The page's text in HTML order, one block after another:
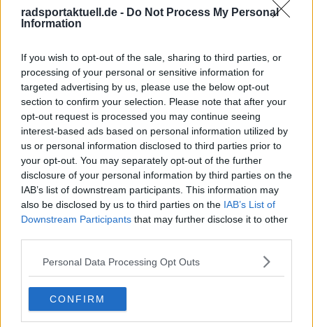
radsportaktuell.de - Do Not Process My Personal
Information
If you wish to opt-out of the sale, sharing to third parties, or
processing of your personal or sensitive information for
targeted advertising by us, please use the below opt-out
section to confirm your selection. Please note that after your
opt-out request is processed you may continue seeing
interest-based ads based on personal information utilized by
us or personal information disclosed to third parties prior to
your opt-out. You may separately opt-out of the further
disclosure of your personal information by third parties on the
IAB’s list of downstream participants. This information may
also be disclosed by us to third parties on the IAB’s List of
Downstream Participants that may further disclose it to other
Personal Data Processing Opt Outs
CONFIRM
Schreiben Sie einen Kommentar
SENDEN